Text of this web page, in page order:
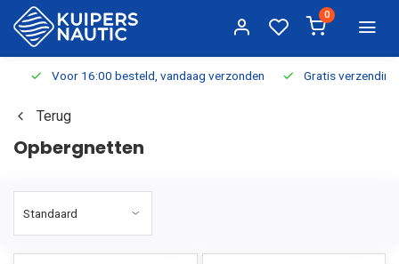
0
Voor 16:00 besteld, vandaag verzonden Gratis verzending
Terug
Opbergnetten